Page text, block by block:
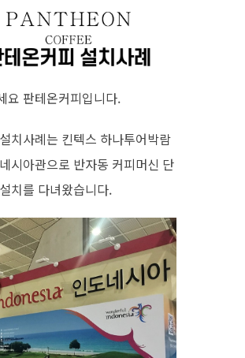
요 판테온커피입니다.
치사례는 킨텍스 하나투어박람
시아관으로 반자동 커피머신 단
치를 다녀왔습니다.